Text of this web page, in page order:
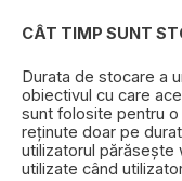
CÂT TIMP SUNT
Durata de stocare a
obiectivul cu care
sunt folosite pentru
reținute doar pe
utilizatorul
utilizate când